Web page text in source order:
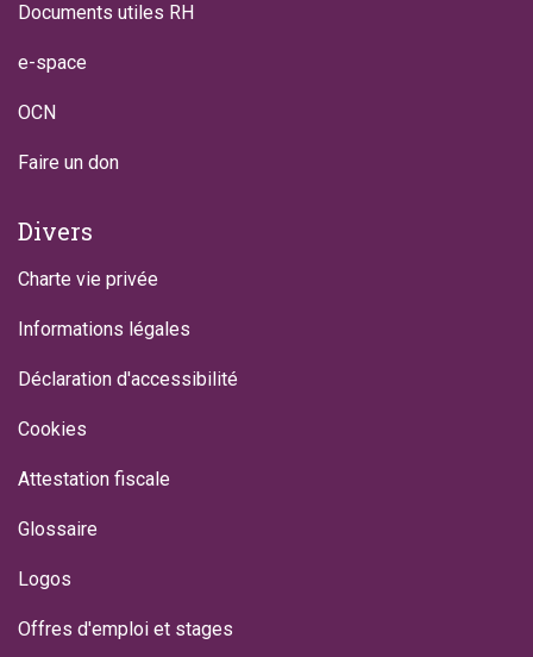
Documents utiles RH
e-space
OCN
Faire un don
Divers
Charte vie privée
Informations légales
Déclaration d'accessibilité
Cookies
Attestation fiscale
Glossaire
Logos
Offres d'emploi et stages